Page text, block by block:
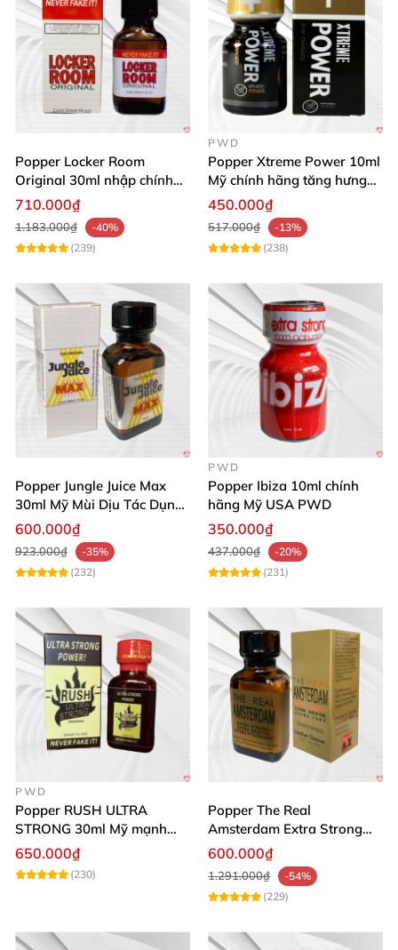
Popper Locker Room
Original 30ml nhập chính
hãng cảm giác cổ điển
710.000₫
1.183.000₫
-40%
(239)
PWD
Popper Xtreme Power 10ml
Mỹ chính hãng tăng hưng
phấn
450.000₫
517.000₫
-13%
(238)
Popper Jungle Juice Max
30ml Mỹ Mùi Dịu Tác Dụng
Nhanh Lâu Mê Mẩn
600.000₫
923.000₫
-35%
(232)
PWD
Popper Ibiza 10ml chính
hãng Mỹ USA PWD
350.000₫
437.000₫
-20%
(231)
PWD
Popper RUSH ULTRA
STRONG 30ml Mỹ mạnh
nhất kích thích cực phê
650.000₫
(230)
Popper The Real
Amsterdam Extra Strong
30ml
600.000₫
1.291.000₫
-54%
(229)